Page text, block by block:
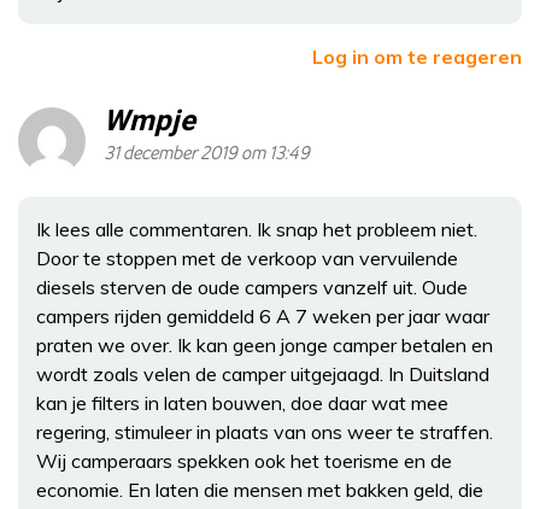
Log in om te reageren
Wmpje
31 december 2019 om 13:49
Ik lees alle commentaren. Ik snap het probleem niet.
Door te stoppen met de verkoop van vervuilende
diesels sterven de oude campers vanzelf uit. Oude
campers rijden gemiddeld 6 A 7 weken per jaar waar
praten we over. Ik kan geen jonge camper betalen en
wordt zoals velen de camper uitgejaagd. In Duitsland
kan je filters in laten bouwen, doe daar wat mee
regering, stimuleer in plaats van ons weer te straffen.
Wij camperaars spekken ook het toerisme en de
economie. En laten die mensen met bakken geld, die